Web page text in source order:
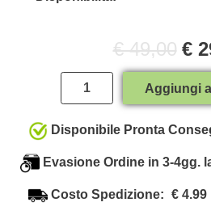
€ 49,00 €
Quantità
Aggiungi
Disponibile Pronta
Evasione Ordine in 3-4gg.
Costo Spedizione: € 4.99